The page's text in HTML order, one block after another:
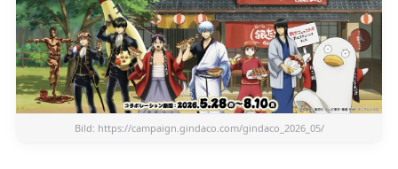
Bild: https://campaign.gindaco.com/gindaco_2026_05/